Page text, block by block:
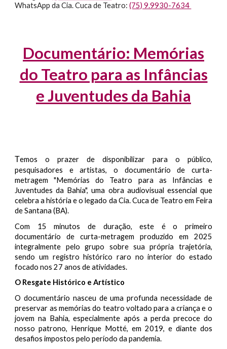
WhatsApp da Cia. Cuca de Teatro:(75) 9.9930-7634
Documentário: Memórias
do Teatro para as Infâncias
e Juventudes da Bahia
Temos o prazer de disponibilizar para o público,
pesquisadores e artistas, o documentário de curta-
metragem "Memórias do Teatro para as Infâncias e
Juventudes da Bahia", uma obra audiovisual essencial que
celebra a história e o legado da Cia. Cuca de Teatro em Feira
de Santana (BA).
Com 15 minutos de duração, este é o primeiro
documentário de curta-metragem produzido em 2025
integralmente pelo grupo sobre sua própria trajetória,
sendo um registro histórico raro no interior do estado
focado nos 27 anos de atividades.
O Resgate Histórico e Artístico
O documentário nasceu de uma profunda necessidade de
preservar as memórias do teatro voltado para a criança e o
jovem na Bahia, especialmente após a perda precoce do
nosso patrono, Henrique Motté, em 2019, e diante dos
desafios impostos pelo período da pandemia.